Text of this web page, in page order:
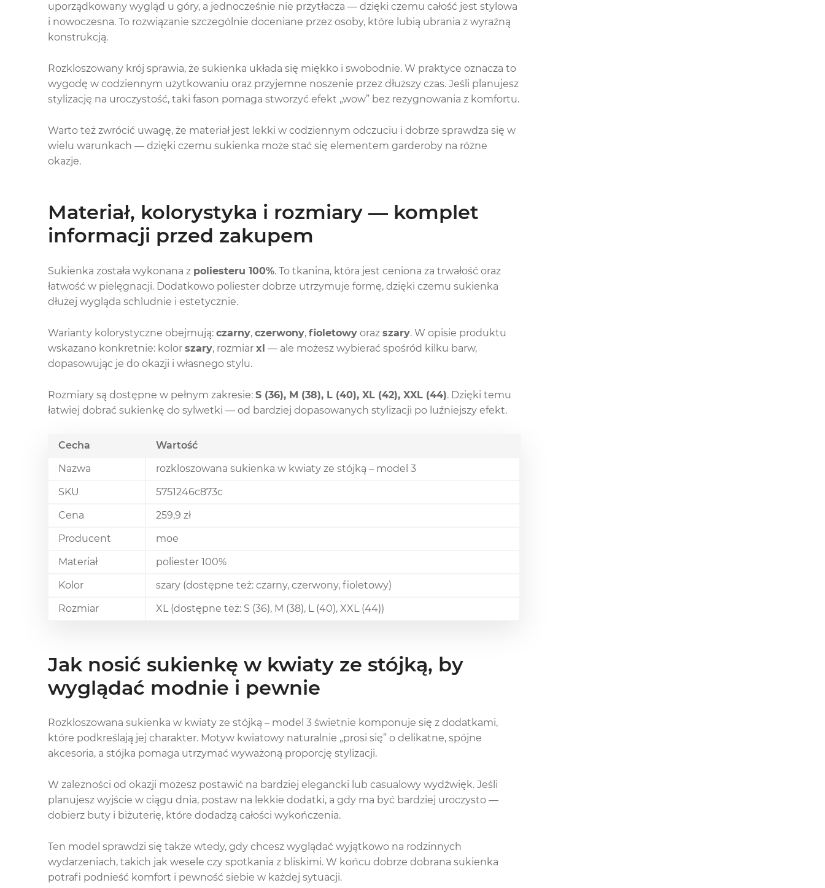
uporządkowany wygląd u góry, a jednocześnie nie przytłacza — dzięki czemu całość jest stylowa
i nowoczesna. To rozwiązanie szczególnie doceniane przez osoby, które lubią ubrania z wyraźną
konstrukcją.
Rozkloszowany krój sprawia, że sukienka układa się miękko i swobodnie. W praktyce oznacza to
wygodę w codziennym użytkowaniu oraz przyjemne noszenie przez dłuższy czas. Jeśli planujesz
stylizację na uroczystość, taki fason pomaga stworzyć efekt „wow” bez rezygnowania z komfortu.
Warto też zwrócić uwagę, że materiał jest lekki w codziennym odczuciu i dobrze sprawdza się w
wielu warunkach — dzięki czemu sukienka może stać się elementem garderoby na różne
okazje.
Materiał, kolorystyka i rozmiary — komplet
informacji przed zakupem
Sukienka została wykonana z poliesteru 100%. To tkanina, która jest ceniona za trwałość oraz
łatwość w pielęgnacji. Dodatkowo poliester dobrze utrzymuje formę, dzięki czemu sukienka
dłużej wygląda schludnie i estetycznie.
Warianty kolorystyczne obejmują: czarny, czerwony, fioletowy oraz szary. W opisie produktu
wskazano konkretnie: kolor szary, rozmiar xl — ale możesz wybierać spośród kilku barw,
dopasowując je do okazji i własnego stylu.
Rozmiary są dostępne w pełnym zakresie: S (36), M (38), L (40), XL (42), XXL (44). Dzięki temu
łatwiej dobrać sukienkę do sylwetki — od bardziej dopasowanych stylizacji po luźniejszy efekt.
Cecha
Wartość
Nazwa
rozkloszowana sukienka w kwiaty ze stójką – model 3
SKU
5751246c873c
Cena
259,9 zł
Producent
moe
Materiał
poliester 100%
Kolor
szary (dostępne też: czarny, czerwony, fioletowy)
Rozmiar
XL (dostępne też: S (36), M (38), L (40), XXL (44))
Jak nosić sukienkę w kwiaty ze stójką, by
wyglądać modnie i pewnie
Rozkloszowana sukienka w kwiaty ze stójką – model 3 świetnie komponuje się z dodatkami,
które podkreślają jej charakter. Motyw kwiatowy naturalnie „prosi się” o delikatne, spójne
akcesoria, a stójka pomaga utrzymać wyważoną proporcję stylizacji.
W zależności od okazji możesz postawić na bardziej elegancki lub casualowy wydźwięk. Jeśli
planujesz wyjście w ciągu dnia, postaw na lekkie dodatki, a gdy ma być bardziej uroczysto —
dobierz buty i biżuterię, które dodadzą całości wykończenia.
Ten model sprawdzi się także wtedy, gdy chcesz wyglądać wyjątkowo na rodzinnych
wydarzeniach, takich jak wesele czy spotkania z bliskimi. W końcu dobrze dobrana sukienka
potrafi podnieść komfort i pewność siebie w każdej sytuacji.